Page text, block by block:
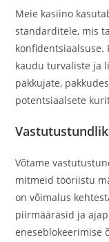
Meie kasiino
standarditele, mis
konfidentsiaalsuse.
kaudu turvaliste ja
pakkujate,
potentsiaalsete
Võtame
mitmeid tööriistu
on võimalus
piirmäärasid ja
eneseblokeerimise